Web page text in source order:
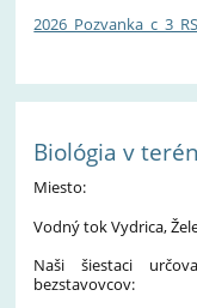
Biológia v
Miesto:
Vodný tok Vydrica,
Naši šiestaci
bezstavovcov: